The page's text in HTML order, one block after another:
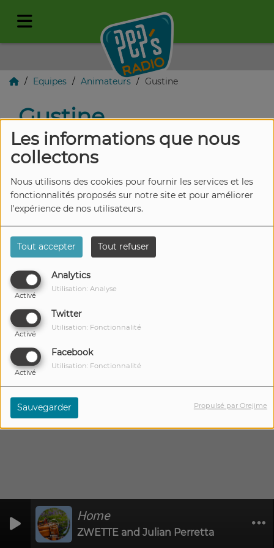
Les informations que nous
collectons
Nous utilisons des cookies pour fournir les services et les
fonctionnalités proposés sur notre site et pour améliorer
l'expérience de nos utilisateurs.
Tout accepter Tout refuser
Analytics
Activé
Utilisation: Analyse
Twitter
Activé
Utilisation: Fonctionnalité
Facebook
Activé
Utilisation: Fonctionnalité
Sauvegarder Propulsé par Orejime
Home
ZWETTE and Julian Perretta
Equipes Animateurs Gustine
Gustine
0 0
15 DÉCEMBRE
2023
Gustine est notre rayon de soleil
survitaminé !
Passionnée par tout ce qui se
passe dans la région, elle vous
accompagne tous les jours de la
semaine de 16h à 18h sur le